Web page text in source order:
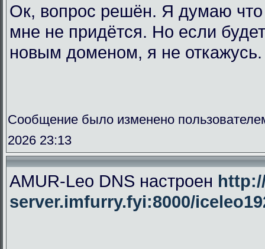
Ок, вопрос решён. Я думаю что
мне не придётся. Но если
новым доменом, я не откажусь.
Сообщение было изменено
2026 23:13
AMUR-Leo DNS настроен
server.imfurry.fyi:8000/